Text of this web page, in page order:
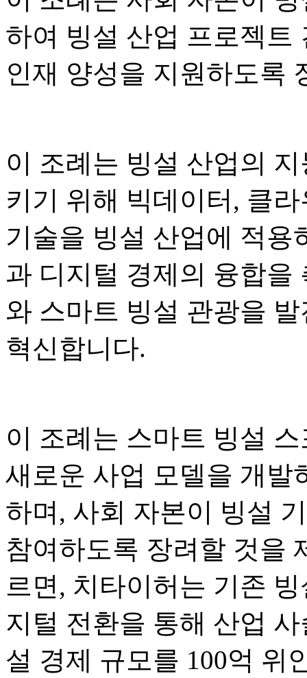
하여 빙설 산업 프로젝트
인재 양성을 지원하도록
이 조례는 빙설 산업의
키기 위해 빅데이터, 클
기술을 빙설 산업에 적용
과 디지털 경제의 융합을
와 스마트 빙설 관광을
혁신합니다.
이 조례는 스마트 빙설
새로운 사업 모델을 개발
하며, 사회 자본이 빙설
참여하도록 장려할 것을
르면, 치타이허는 기존
지털 전환을 통해 산업
설 경제 규모를 100억 위